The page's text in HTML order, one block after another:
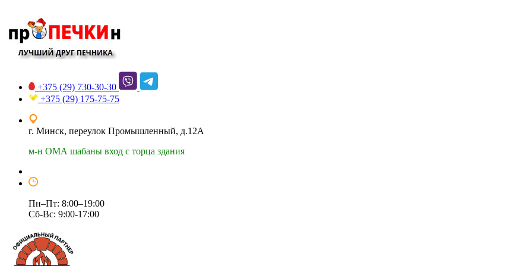
+375 (29) 730-30-30
+375 (29) 175-75-75
г. Минск, переулок Промышленный, д.12А
м-н ОМА шабаны вход с торца здания
Пн–Пт: 8:00–19:00
Сб-Вс: 9:00-17:00